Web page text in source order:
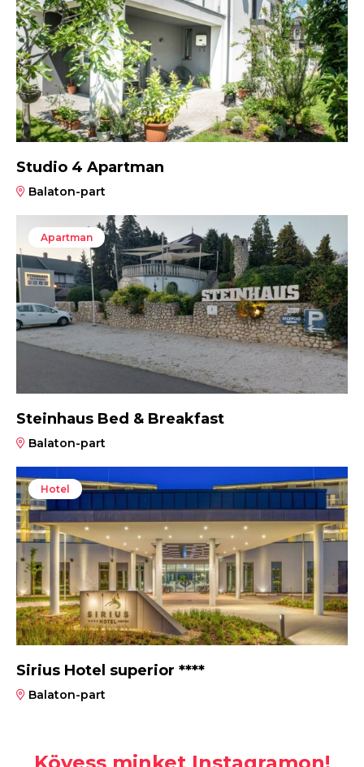
Studio 4 Apartman
Balaton-part
Apartman
Steinhaus Bed & Breakfast
Balaton-part
Hotel
Sirius Hotel superior ****
Balaton-part